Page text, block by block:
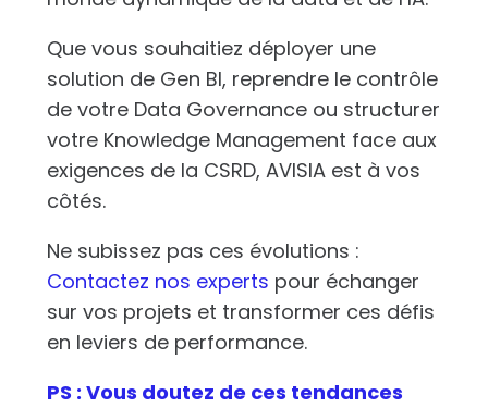
Que vous souhaitiez déployer une
solution de Gen BI, reprendre le contrôle
de votre Data Governance ou structurer
votre Knowledge Management face aux
exigences de la CSRD, AVISIA est à vos
côtés.
Ne subissez pas ces évolutions :
Contactez nos experts pour échanger
sur vos projets et transformer ces défis
en leviers de performance.
PS : Vous doutez de ces tendances